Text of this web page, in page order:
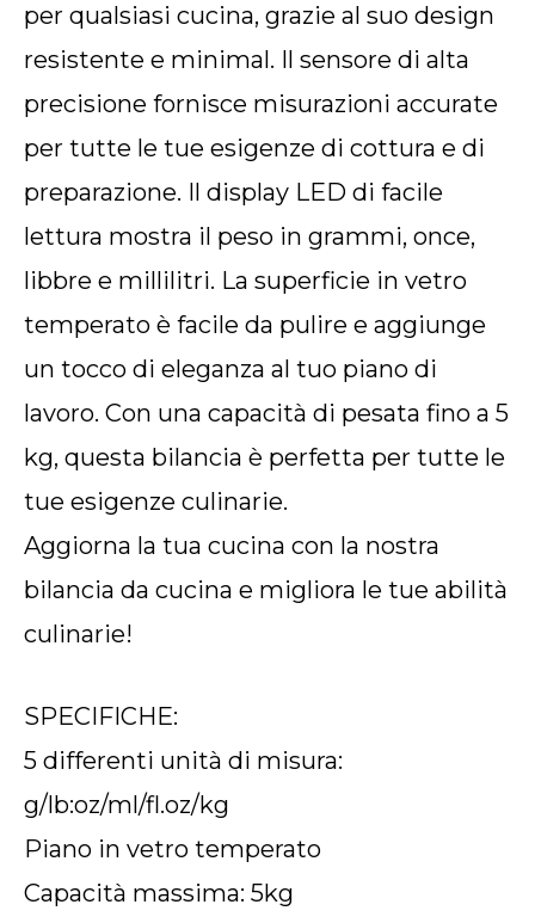
per qualsiasi cucina, grazie al suo design
resistente e minimal. Il sensore di alta
precisione fornisce misurazioni accurate
per tutte le tue esigenze di cottura e di
preparazione. Il display LED di facile
lettura mostra il peso in grammi, once,
libbre e millilitri. La superficie in vetro
temperato è facile da pulire e aggiunge
un tocco di eleganza al tuo piano di
lavoro. Con una capacità di pesata fino a 5
kg, questa bilancia è perfetta per tutte le
tue esigenze culinarie.
Aggiorna la tua cucina con la nostra
bilancia da cucina e migliora le tue abilità
culinarie!
SPECIFICHE:
5 differenti unità di misura:
g/lb:oz/ml/fl.oz/kg
Piano in vetro temperato
Capacità massima: 5kg